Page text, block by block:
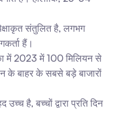
संतुलित है, लगभग
हैं।
में 2023 में 100 मिलियन से
के बाहर के सबसे बड़े बाजारों
है, बच्चों द्वारा प्रति दिन